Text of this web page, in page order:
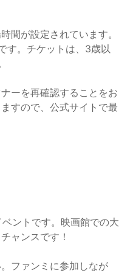
間が設定されています。
す。チケットは、3歳以
ーを再確認することをお
すので、公式サイトで最
ントです。映画館での大
ャンスです！
ファンミに参加しなが